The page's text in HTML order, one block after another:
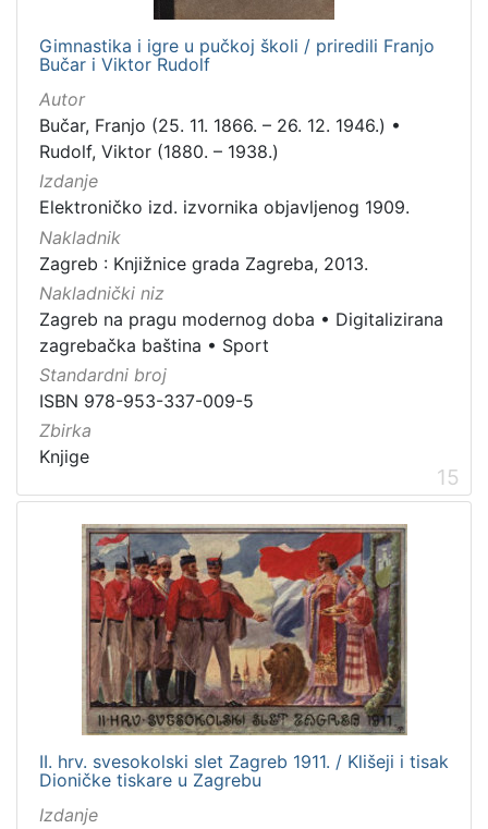
Gimnastika i igre u pučkoj školi / priredili Franjo
Bučar i Viktor Rudolf
Autor
Bučar, Franjo (25. 11. 1866. – 26. 12. 1946.) •
Rudolf, Viktor (1880. – 1938.)
Izdanje
Elektroničko izd. izvornika objavljenog 1909.
Nakladnik
Zagreb : Knjižnice grada Zagreba, 2013.
Nakladnički niz
Zagreb na pragu modernog doba • Digitalizirana
zagrebačka baština • Sport
Standardni broj
ISBN 978-953-337-009-5
Zbirka
Knjige
15
II. hrv. svesokolski slet Zagreb 1911. / Klišeji i tisak
Dioničke tiskare u Zagrebu
Izdanje